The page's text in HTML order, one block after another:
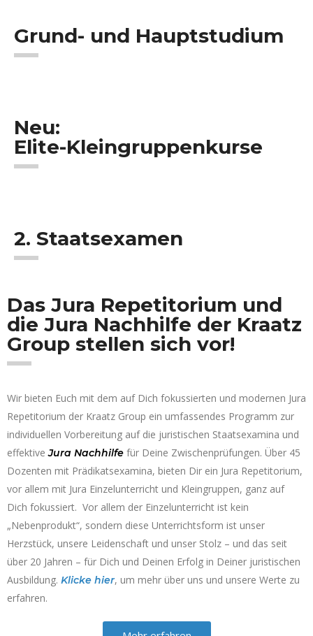
Grund- und Hauptstudium
Neu:
Elite-Kleingruppenkurse
2. Staatsexamen
Das Jura Repetitorium und
die Jura Nachhilfe der Kraatz
Group stellen sich vor!
Wir bieten Euch mit dem auf Dich fokussierten und modernen Jura
Repetitorium der Kraatz Group ein umfassendes Programm zur
individuellen Vorbereitung auf die juristischen Staatsexamina und
effektiveJura Nachhilfe für Deine Zwischenprüfungen. Über 45
Dozenten mit Prädikatsexamina, bieten Dir ein Jura Repetitorium,
vor allem mit Jura Einzelunterricht und Kleingruppen, ganz auf
Dich fokussiert. Vor allem der Einzelunterricht ist kein
„Nebenprodukt“, sondern diese Unterrichtsform ist unser
Herzstück, unsere Leidenschaft und unser Stolz – und das seit
über 20 Jahren – für Dich und Deinen Erfolg in Deiner juristischen
Ausbildung. Klicke hier, um mehr über uns und unsere Werte zu
erfahren.